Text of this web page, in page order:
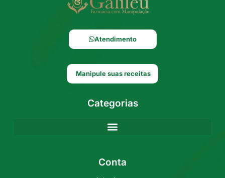
Atendimento
Manipule suas receitas
Categorias
Conta